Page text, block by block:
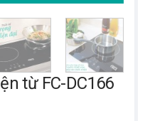
từ FC-DC166